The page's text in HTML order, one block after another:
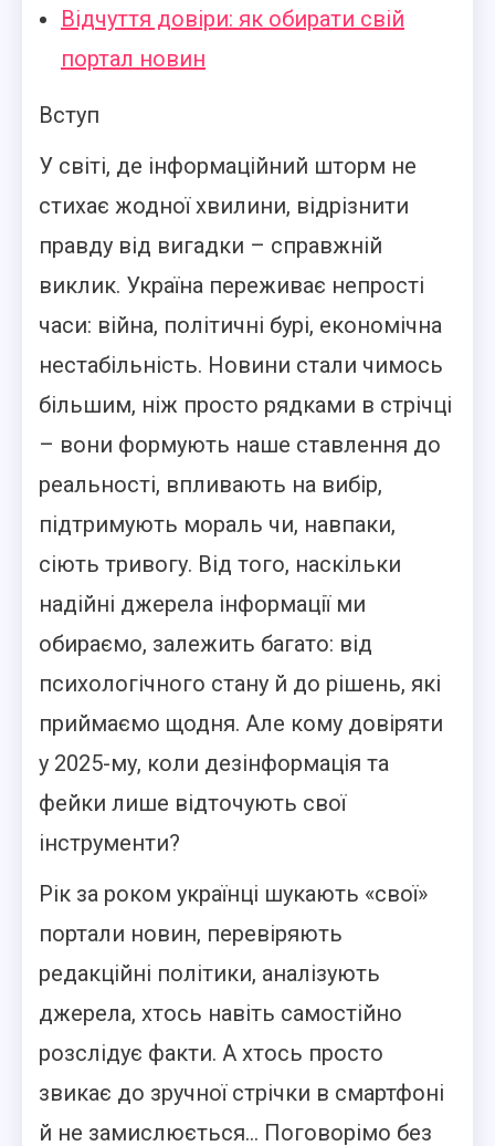
Відчуття довіри: як обирати свій
портал новин
Вступ
У світі, де інформаційний шторм не
стихає жодної хвилини, відрізнити
правду від вигадки – справжній
виклик. Україна переживає непрості
часи: війна, політичні бурі, економічна
нестабільність. Новини стали чимось
більшим, ніж просто рядками в стрічці
– вони формують наше ставлення до
реальності, впливають на вибір,
підтримують мораль чи, навпаки,
сіють тривогу. Від того, наскільки
надійні джерела інформації ми
обираємо, залежить багато: від
психологічного стану й до рішень, які
приймаємо щодня. Але кому довіряти
у 2025-му, коли дезінформація та
фейки лише відточують свої
інструменти?
Рік за роком українці шукають «свої»
портали новин, перевіряють
редакційні політики, аналізують
джерела, хтось навіть самостійно
розслідує факти. А хтось просто
звикає до зручної стрічки в смартфоні
й не замислюється… Поговорімо без